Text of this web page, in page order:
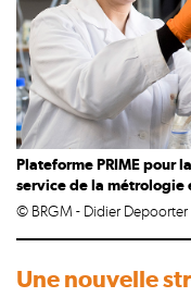
Plateforme PRIME pour
service de la métrologie
© BRGM - Didier Depoorter
Une nouvelle